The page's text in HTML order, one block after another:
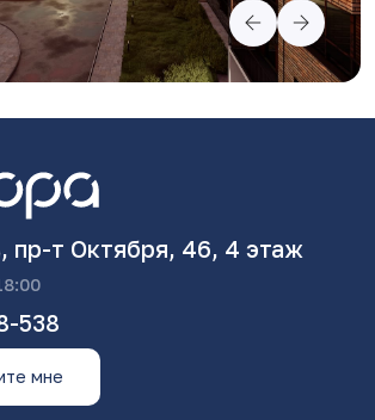
пр-т Октября, 46, 4 этаж
538
мне